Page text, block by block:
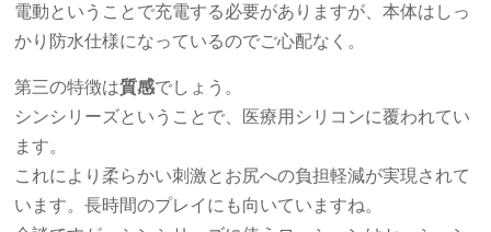
電動ということで充電する必要がありますが、本体はしっ
かり防水仕様になっているのでご心配なく。
第三の特徴は質感でしょう。
シンシリーズということで、医療用シリコンに覆われてい
ます。
これにより柔らかい刺激とお尻への負担軽減が実現されて
います。長時間のプレイにも向いていますね。